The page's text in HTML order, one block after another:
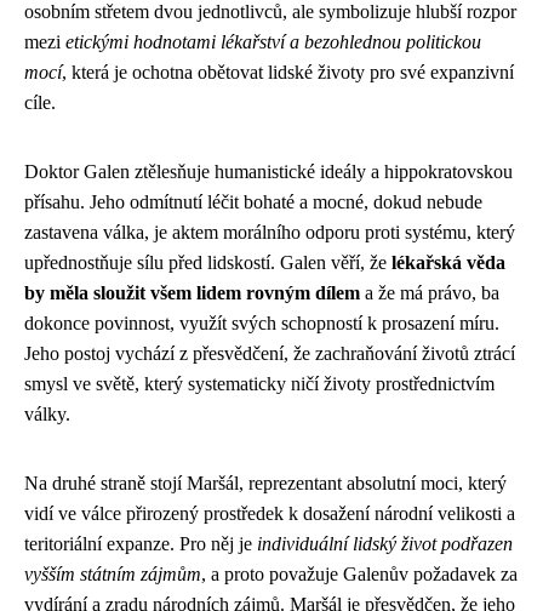
osobním střetem dvou jednotlivců, ale symbolizuje hlubší rozpor
mezi etickými hodnotami lékařství a bezohlednou politickou
mocí, která je ochotna obětovat lidské životy pro své expanzivní
cíle.
Doktor Galen ztělesňuje humanistické ideály a hippokratovskou
přísahu. Jeho odmítnutí léčit bohaté a mocné, dokud nebude
zastavena válka, je aktem morálního odporu proti systému, který
upřednostňuje sílu před lidskostí. Galen věří, že lékařská věda
by měla sloužit všem lidem rovným dílem a že má právo, ba
dokonce povinnost, využít svých schopností k prosazení míru.
Jeho postoj vychází z přesvědčení, že zachraňování životů ztrácí
smysl ve světě, který systematicky ničí životy prostřednictvím
války.
Na druhé straně stojí Maršál, reprezentant absolutní moci, který
vidí ve válce přirozený prostředek k dosažení národní velikosti a
teritoriální expanze. Pro něj je individuální lidský život podřazen
vyšším státním zájmům, a proto považuje Galenův požadavek za
vydírání a zradu národních zájmů. Maršál je přesvědčen, že jeho